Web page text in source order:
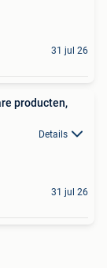
31 jul 26
producten,
Details
31 jul 26